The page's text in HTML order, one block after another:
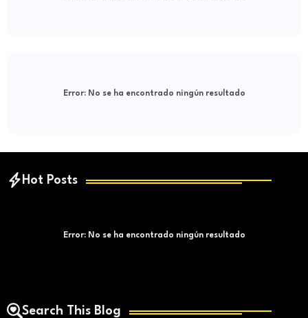
Error:No se ha encontrado ningún resultado
Hot Posts
Error:No se ha encontrado ningún resultado
Search This Blog